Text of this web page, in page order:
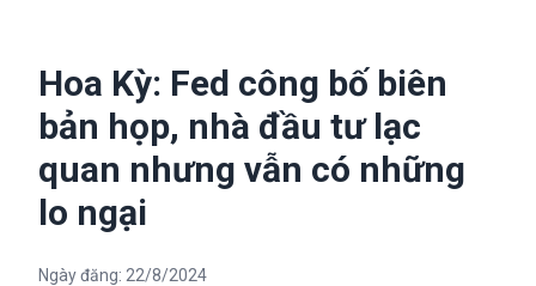
Hoa Kỳ: Fed công bố biên
bản họp, nhà đầu tư lạc
quan nhưng vẫn có những
lo ngại
Ngày đăng: 22/8/2024